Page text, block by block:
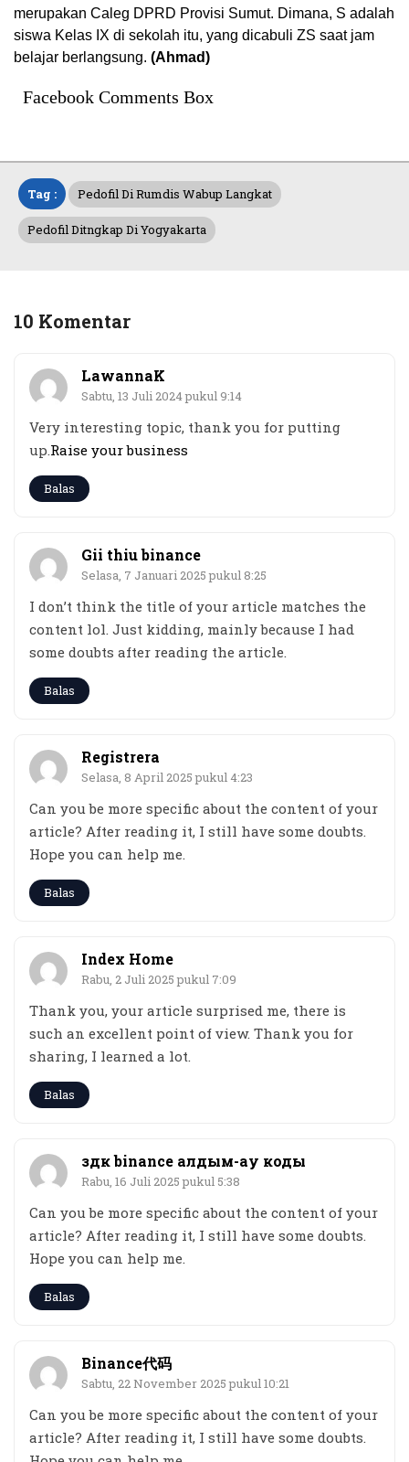
merupakan Caleg DPRD Provisi Sumut. Dimana, S adalah
siswa Kelas IX di sekolah itu, yang dicabuli ZS saat jam
belajar berlangsung. (Ahmad)
Facebook Comments Box
Tag : Pedofil Di Rumdis Wabup Langkat
Pedofil Ditngkap Di Yogyakarta
10 Komentar
LawannaK
Sabtu, 13 Juli 2024 pukul 9:14
Very interesting topic, thank you for putting
up. Raise your business
Balas
Gii thiu binance
Selasa, 7 Januari 2025 pukul 8:25
I don’t think the title of your article matches the
content lol. Just kidding, mainly because I had
some doubts after reading the article.
Balas
Registrera
Selasa, 8 April 2025 pukul 4:23
Can you be more specific about the content of your
article? After reading it, I still have some doubts.
Hope you can help me.
Balas
Index Home
Rabu, 2 Juli 2025 pukul 7:09
Thank you, your article surprised me, there is
such an excellent point of view. Thank you for
sharing, I learned a lot.
Balas
здк binance алдым-ау коды
Rabu, 16 Juli 2025 pukul 5:38
Can you be more specific about the content of your
article? After reading it, I still have some doubts.
Hope you can help me.
Balas
Binance代码
Sabtu, 22 November 2025 pukul 10:21
Can you be more specific about the content of your
article? After reading it, I still have some doubts.